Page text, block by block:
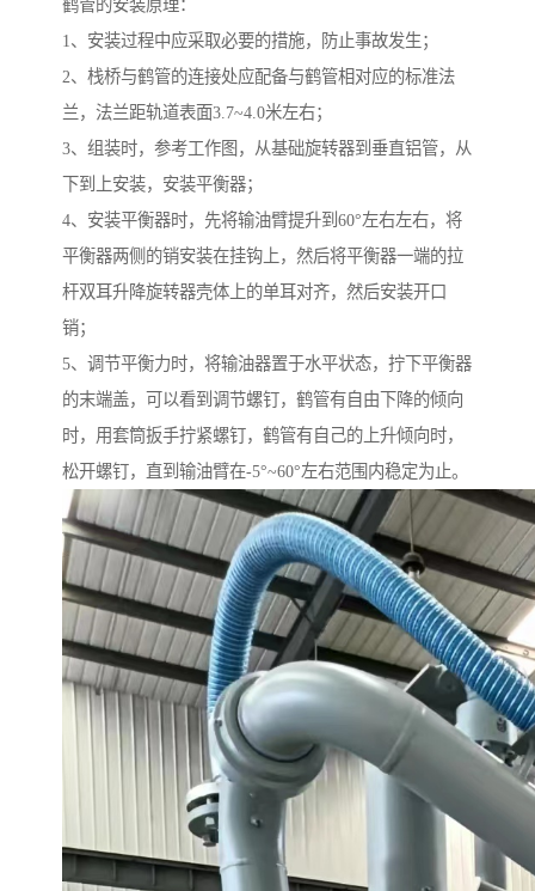
鹤管的安装原理：
1、安装过程中应采取必要的措施，防止事故发生；
2、栈桥与鹤管的连接处应配备与鹤管相对应的标准法
兰，法兰距轨道表面3.7~4.0米左右；
3、组装时，参考工作图，从基础旋转器到垂直铝管，从
下到上安装，安装平衡器；
4、安装平衡器时，先将输油臂提升到60°左右左右，将
平衡器两侧的销安装在挂钩上，然后将平衡器一端的拉
杆双耳升降旋转器壳体上的单耳对齐，然后安装开口
销；
5、调节平衡力时，将输油器置于水平状态，拧下平衡器
的末端盖，可以看到调节螺钉，鹤管有自由下降的倾向
时，用套筒扳手拧紧螺钉，鹤管有自己的上升倾向时，
松开螺钉，直到输油臂在-5°~60°左右范围内稳定为止。